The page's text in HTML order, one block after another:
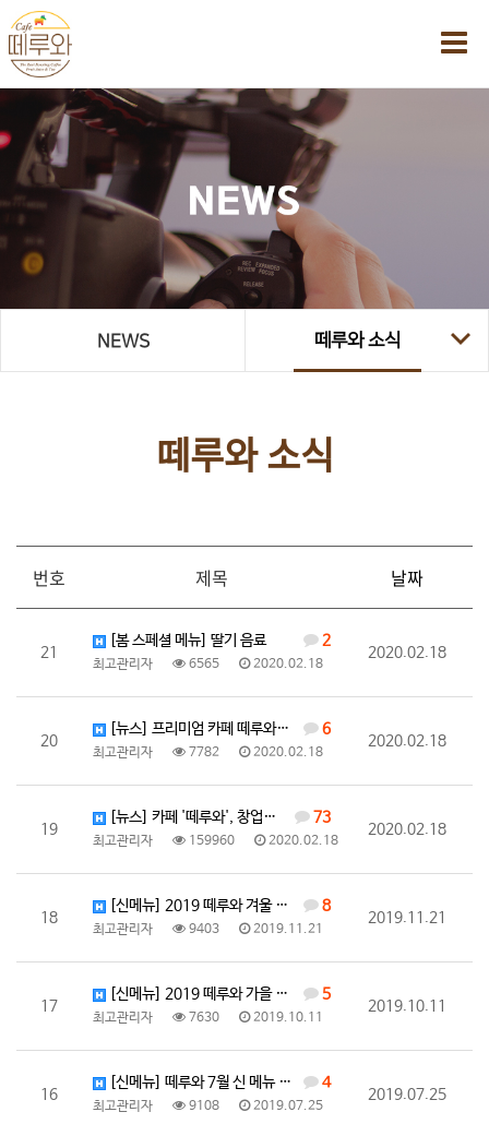
NEWS 떼루와 소식
떼루와 소식
번호 제목 날짜
21
2
[봄 스페셜 메뉴] 딸기 음료
최고관리자 6565 2020.02.18
2020.02.18
20
6
[뉴스] 프리미엄 카페 떼루와, 창업비용 대폭 할인으로…
최고관리자 7782 2020.02.18
2020.02.18
19
73
[뉴스] 카페 '떼루와', 창업비용 대폭 감소로 차가운…
최고관리자 159960 2020.02.18
2020.02.18
18
8
[신메뉴] 2019 떼루와 겨울 신메뉴 라떼 3종
최고관리자 9403 2019.11.21
2019.11.21
17
5
[신메뉴] 2019 떼루와 가을 신메뉴 헤이즐넛 커피
최고관리자 7630 2019.10.11
2019.10.11
16
4
[신메뉴] 떼루와 7월 신 메뉴 "코코티"
최고관리자 9108 2019.07.25
2019.07.25